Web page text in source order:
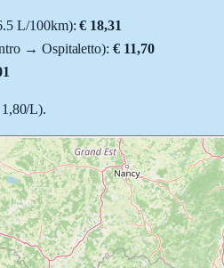
L/100km): € 18,31
→ Ospitaletto): € 11,70
/L).